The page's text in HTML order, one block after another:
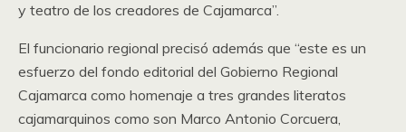
y teatro de los creadores de Cajamarca”.
El funcionario regional precisó además que “este es un
esfuerzo del fondo editorial del Gobierno Regional
Cajamarca como homenaje a tres grandes literatos
cajamarquinos como son Marco Antonio Corcuera,